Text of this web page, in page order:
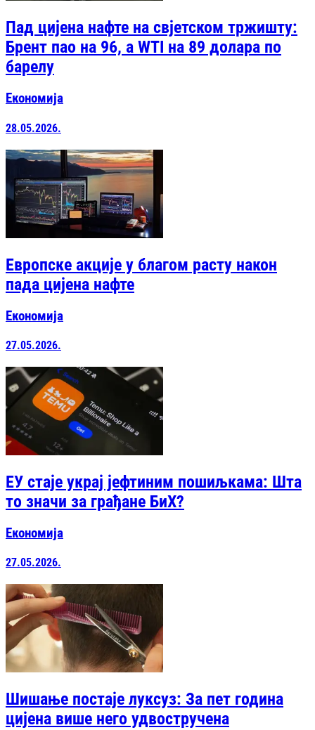
Пад цијена нафте на свјетском тржишту:
Брент пао на 96, а WTI на 89 долара по
барелу
Економија
28.05.2026.
Европске акције у благом расту након
пада цијена нафте
Економија
27.05.2026.
ЕУ стаје украј јефтиним пошиљкама: Шта
то значи за грађане БиХ?
Економија
27.05.2026.
Шишање постаје луксуз: За пет година
цијена више него удвостручена